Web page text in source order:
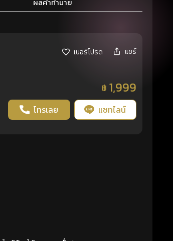
เบอร์โปรด แชร์
฿ 1,999
โทรเลย แชทไลน์